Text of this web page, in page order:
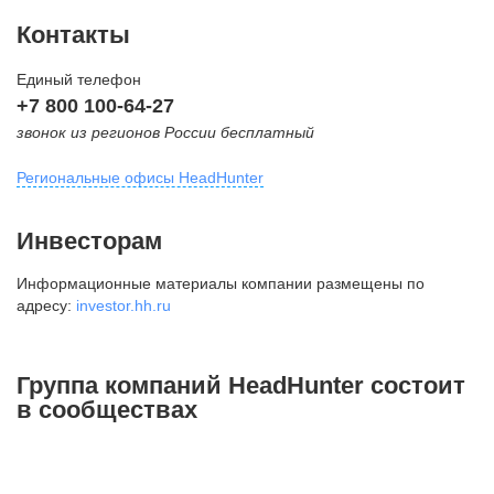
Контакты
Единый телефон
+7 800 100-64-27
звонок из регионов России бесплатный
Региональные офисы HeadHunter
внутригородская территория
Муниципальный округ Тверской,
2-я Брестская ул., д. 48,
+7 495 980-64-27
Инвесторам
Информационные материалы компании размещены по
адресу: investor.hh.ru
Группа компаний HeadHunter состоит
в сообществах